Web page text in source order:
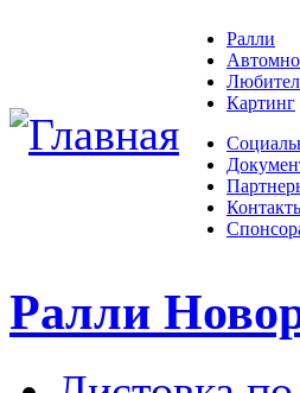
Ралли
Картинг
Ралли